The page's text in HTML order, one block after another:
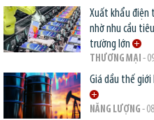
Xuất khẩu điện
nhờ nhu cầu
trường lớn
THƯƠNG MẠI -
Giá dầu thế giới
NĂNG LƯỢNG -